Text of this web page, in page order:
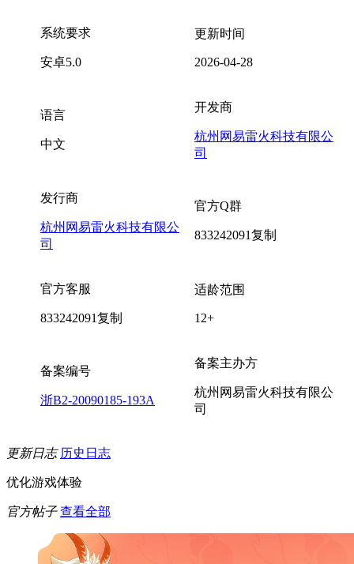
系统要求
安卓5.0
更新时间
2026-04-28
语言
中文
开发商
杭州网易雷火科技有限公
司
发行商
杭州网易雷火科技有限公
司
官方Q群
833242091复制
官方客服
833242091复制
适龄范围
12+
备案编号
浙B2-20090185-193A
备案主办方
杭州网易雷火科技有限公
司
更新日志 历史日志
优化游戏体验
官方帖子 查看全部